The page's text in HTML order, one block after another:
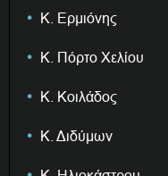
Κ. Ερμιόνης
Κ. Πόρτο Χελίου
Κ. Κοιλάδος
Κ. Διδύμων